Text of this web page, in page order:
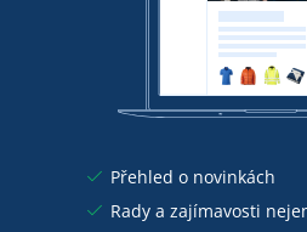
Přehled o novinkách
Rady a zajímavosti